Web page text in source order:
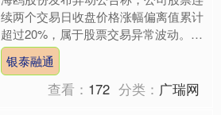
续两个交易日收盘价格涨幅偏离值累计
超过20%，属于股票交易异常波动。公
司下游主要客户涵盖石化化工、火电等
领域，2025年度，公....
银泰融通
查看： 172 分类： 广瑞网